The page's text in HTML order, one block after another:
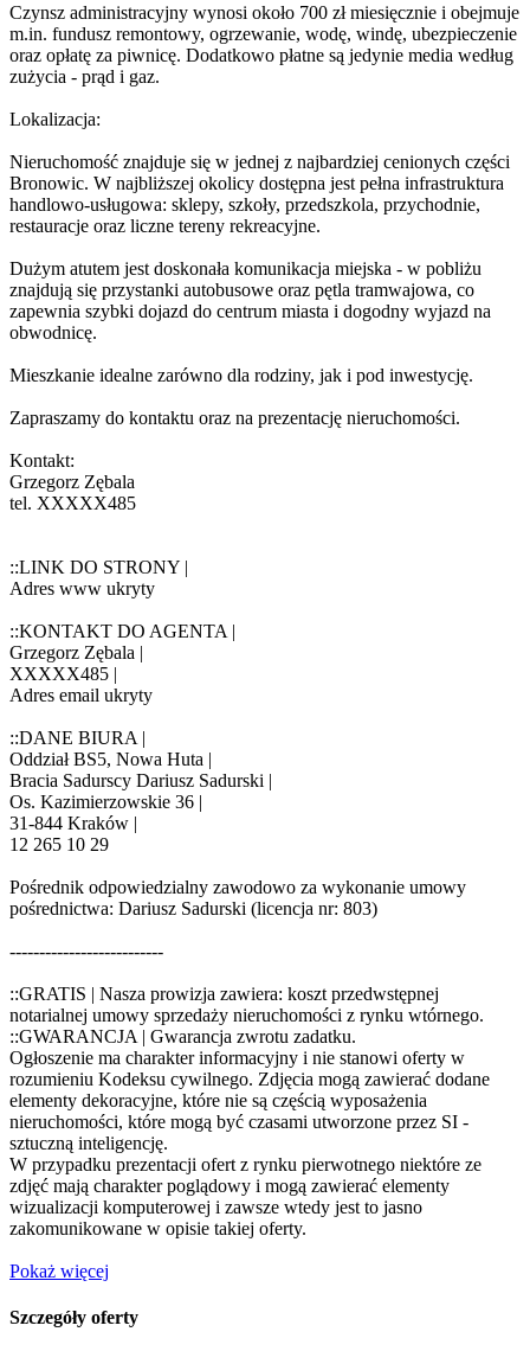
Czynsz administracyjny wynosi około 700 zł miesięcznie i obejmuje
m.in. fundusz remontowy, ogrzewanie, wodę, windę, ubezpieczenie
oraz opłatę za piwnicę. Dodatkowo płatne są jedynie media według
zużycia - prąd i gaz.
Lokalizacja:
Nieruchomość znajduje się w jednej z najbardziej cenionych części
Bronowic. W najbliższej okolicy dostępna jest pełna infrastruktura
handlowo-usługowa: sklepy, szkoły, przedszkola, przychodnie,
restauracje oraz liczne tereny rekreacyjne.
Dużym atutem jest doskonała komunikacja miejska - w pobliżu
znajdują się przystanki autobusowe oraz pętla tramwajowa, co
zapewnia szybki dojazd do centrum miasta i dogodny wyjazd na
obwodnicę.
Mieszkanie idealne zarówno dla rodziny, jak i pod inwestycję.
Zapraszamy do kontaktu oraz na prezentację nieruchomości.
Kontakt:
Grzegorz Zębala
tel. XXXXX485
::LINK DO STRONY |
Adres www ukryty
::KONTAKT DO AGENTA |
Grzegorz Zębala |
XXXXX485 |
Adres email ukryty
::DANE BIURA |
Oddział BS5, Nowa Huta |
Bracia Sadurscy Dariusz Sadurski |
Os. Kazimierzowskie 36 |
31-844 Kraków |
12 265 10 29
Pośrednik odpowiedzialny zawodowo za wykonanie umowy
pośrednictwa: Dariusz Sadurski (licencja nr: 803)
--------------------------
::GRATIS | Nasza prowizja zawiera: koszt przedwstępnej
notarialnej umowy sprzedaży nieruchomości z rynku wtórnego.
::GWARANCJA | Gwarancja zwrotu zadatku.
Ogłoszenie ma charakter informacyjny i nie stanowi oferty w
rozumieniu Kodeksu cywilnego. Zdjęcia mogą zawierać dodane
elementy dekoracyjne, które nie są częścią wyposażenia
nieruchomości, które mogą być czasami utworzone przez SI -
sztuczną inteligencję.
W przypadku prezentacji ofert z rynku pierwotnego niektóre ze
zdjęć mają charakter poglądowy i mogą zawierać elementy
wizualizacji komputerowej i zawsze wtedy jest to jasno
zakomunikowane w opisie takiej oferty.
Pokaż więcej
Szczegóły oferty